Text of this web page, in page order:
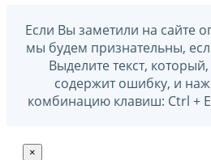
Если Вы заметили на сайте
мы будем признательны,
Выделите текст,
содержит ошибку, и
комбинацию клавиш: Ctrl +
×